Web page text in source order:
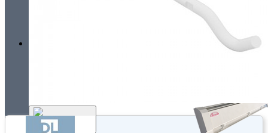
Украина, г.Киев. ул. Кирилловская,160А